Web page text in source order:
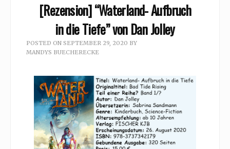
[Rezension] “Waterland- Aufbruch
in die Tiefe” von Dan Jolley
POSTED ON SEPTEMBER 29, 2020 BY
MANDYS BUECHERECKE